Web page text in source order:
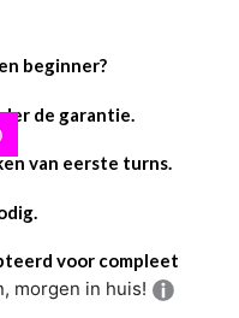
beginner?
de garantie.
van eerste turns.
voor compleet
morgen in huis!